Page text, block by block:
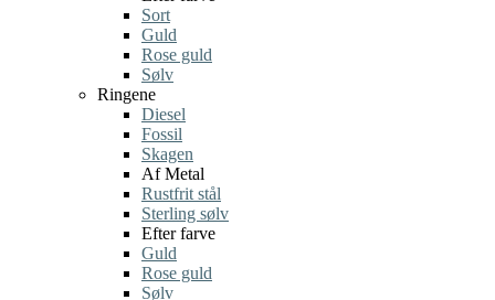
Sort
Guld
Rose guld
Sølv
Ringene
Diesel
Fossil
Skagen
Af Metal
Rustfrit stål
Sterling sølv
Efter farve
Guld
Rose guld
Sølv